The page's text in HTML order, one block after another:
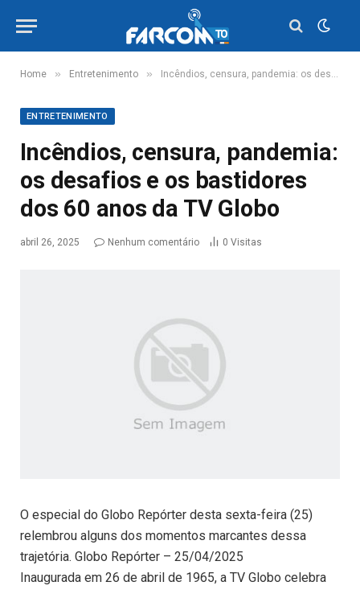
Home » Entretenimento » Incêndios, censura, pandemia: os desafios e os bastidores dos 60 anos da TV Globo
ENTRETENIMENTO
Incêndios, censura, pandemia:
os desafios e os bastidores
dos 60 anos da TV Globo
abril 26, 2025 Nenhum comentário 0 Visitas
O especial do Globo Repórter desta sexta-feira (25)
relembrou alguns dos momentos marcantes dessa
trajetória. Globo Repórter – 25/04/2025
Inaugurada em 26 de abril de 1965, a TV Globo celebra